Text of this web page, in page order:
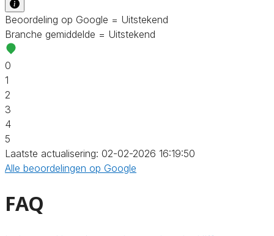
Beoordeling op Google = Uitstekend
Branche gemiddelde = Uitstekend
0
1
2
3
4
5
Laatste actualisering: 02-02-2026 16:19:50
Alle beoordelingen op Google
FAQ